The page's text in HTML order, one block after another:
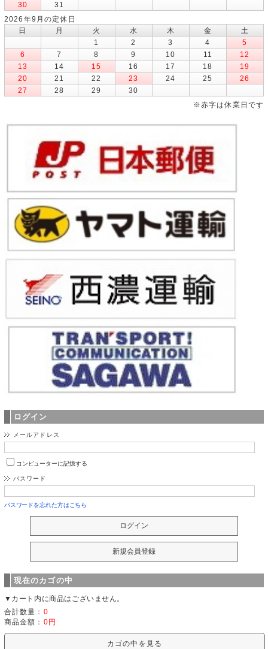
30
31
2026年9月の定休日
日
月 火 水 木 金
土
1
2 3 4
5
6
7 8 9 10 11
12
13
14 15 16 17 18
19
20
21 22 23 24 25
26
27
28 29
30
※赤字は休業日です
ログイン
メールアドレス
コンピューターに記憶する
パスワード
パスワードを忘れた方はこちら
現在のカゴの中
▼カート内に商品はございません。
合計数量： 0
商品金額： 0円
カゴの中を見る